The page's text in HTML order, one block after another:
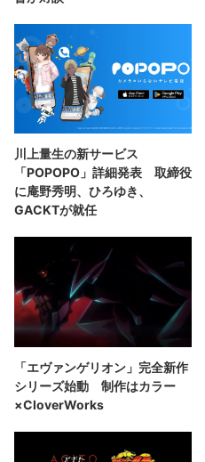
川上量生の新サービス
「POPOPO」詳細発表 取締役
に庵野秀明、ひろゆき、
GACKTが就任
「エヴァンゲリオン」完全新作
シリーズ始動 制作はカラー
×CloverWorks